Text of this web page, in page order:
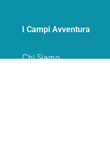
I Campi Avventura
Chi Siamo